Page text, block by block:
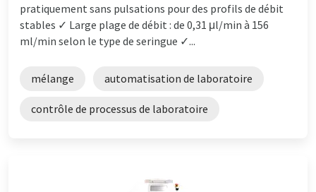
pratiquement sans pulsations pour des profils de débit
stables ✓ Large plage de débit : de 0,31 μl/min à 156
ml/min selon le type de seringue ✓...
mélange automatisation de laboratoire
contrôle de processus de laboratoire